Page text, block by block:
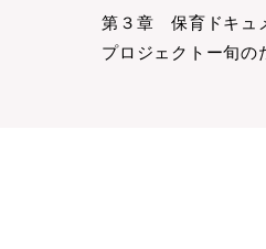
第３章 保育ドキュ
プロジェクトー旬